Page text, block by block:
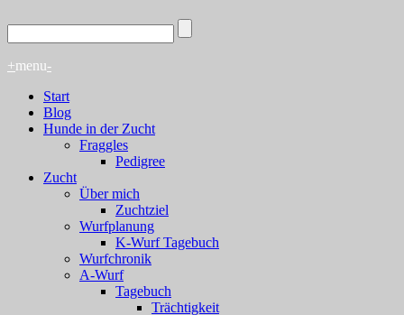
+menu-
Start
Blog
Hunde in der Zucht
Fraggles
Pedigree
Zucht
Über mich
Zuchtziel
Wurfplanung
K-Wurf Tagebuch
Wurfchronik
A-Wurf
Tagebuch
Trächtigkeit